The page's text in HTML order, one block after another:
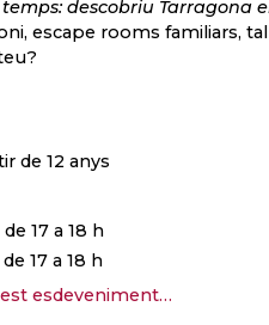
descobriu Tarragona
escape rooms familiars,
de 12 anys
17 a 18 h
17 a 18 h
esdeveniment…